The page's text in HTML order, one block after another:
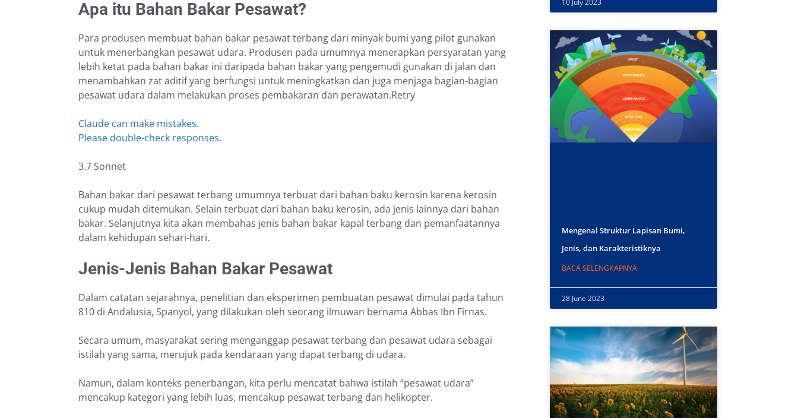
Apa itu Bahan Bakar Pesawat?
Para produsen membuat bahan bakar pesawat terbang dari minyak bumi yang pilot gunakan
untuk menerbangkan pesawat udara. Produsen pada umumnya menerapkan persyaratan yang
lebih ketat pada bahan bakar ini daripada bahan bakar yang pengemudi gunakan di jalan dan
menambahkan zat aditif yang berfungsi untuk meningkatkan dan juga menjaga bagian-bagian
pesawat udara dalam melakukan proses pembakaran dan perawatan.Retry
Claude can make mistakes.
Please double-check responses.
3.7 Sonnet
Bahan bakar dari pesawat terbang umumnya terbuat dari bahan baku kerosin karena kerosin
cukup mudah ditemukan. Selain terbuat dari bahan baku kerosin, ada jenis lainnya dari bahan
bakar. Selanjutnya kita akan membahas jenis bahan bakar kapal terbang dan pemanfaatannya
dalam kehidupan sehari-hari.
Jenis-Jenis Bahan Bakar Pesawat
Dalam catatan sejarahnya, penelitian dan eksperimen pembuatan pesawat dimulai pada tahun
810 di Andalusia, Spanyol, yang dilakukan oleh seorang ilmuwan bernama Abbas Ibn Firnas.
Secara umum, masyarakat sering menganggap pesawat terbang dan pesawat udara sebagai
istilah yang sama, merujuk pada kendaraan yang dapat terbang di udara.
Namun, dalam konteks penerbangan, kita perlu mencatat bahwa istilah “pesawat udara”
mencakup kategori yang lebih luas, mencakup pesawat terbang dan helikopter.
10 July 2023
Mengenal Struktur Lapisan Bumi,
Jenis, dan Karakteristiknya
BACA SELENGKAPNYA
28 June 2023